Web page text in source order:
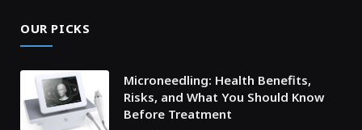
OUR PICKS
Microneedling: Health Benefits,
Risks, and What You Should Know
Before Treatment